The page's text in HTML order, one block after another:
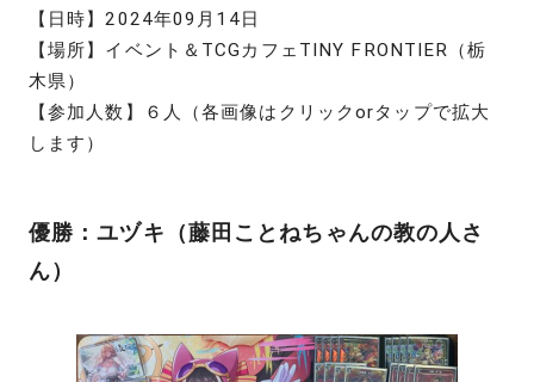
【日時】2024年09月14日
【場所】イベント＆TCGカフェTINY FRONTIER（栃
木県）
【参加人数】６人（各画像はクリックorタップで拡大
します）
優勝：ユヅキ（藤田ことねちゃんの教の人さ
ん）